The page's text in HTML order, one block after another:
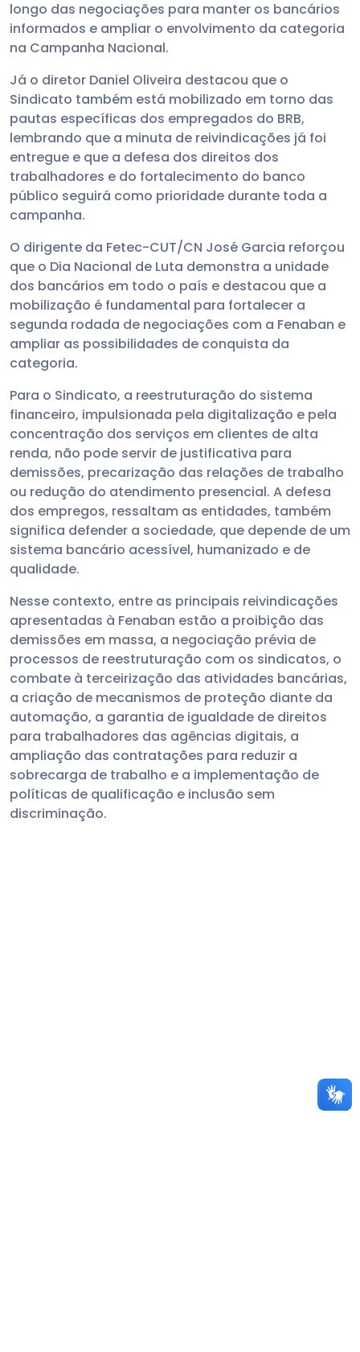
longo das negociações para manter os bancários
informados e ampliar o envolvimento da categoria
na Campanha Nacional.
Já o diretor Daniel Oliveira destacou que o
Sindicato também está mobilizado em torno das
pautas específicas dos empregados do BRB,
lembrando que a minuta de reivindicações já foi
entregue e que a defesa dos direitos dos
trabalhadores e do fortalecimento do banco
público seguirá como prioridade durante toda a
campanha.
O dirigente da Fetec-CUT/CN José Garcia reforçou
que o Dia Nacional de Luta demonstra a unidade
dos bancários em todo o país e destacou que a
mobilização é fundamental para fortalecer a
segunda rodada de negociações com a Fenaban e
ampliar as possibilidades de conquista da
categoria.
Para o Sindicato, a reestruturação do sistema
financeiro, impulsionada pela digitalização e pela
concentração dos serviços em clientes de alta
renda, não pode servir de justificativa para
demissões, precarização das relações de trabalho
ou redução do atendimento presencial. A defesa
dos empregos, ressaltam as entidades, também
significa defender a sociedade, que depende de um
sistema bancário acessível, humanizado e de
qualidade.
Nesse contexto, entre as principais reivindicações
apresentadas à Fenaban estão a proibição das
demissões em massa, a negociação prévia de
processos de reestruturação com os sindicatos, o
combate à terceirização das atividades bancárias,
a criação de mecanismos de proteção diante da
automação, a garantia de igualdade de direitos
para trabalhadores das agências digitais, a
ampliação das contratações para reduzir a
sobrecarga de trabalho e a implementação de
políticas de qualificação e inclusão sem
discriminação.